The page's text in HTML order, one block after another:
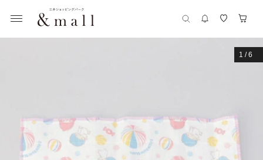
1 /6